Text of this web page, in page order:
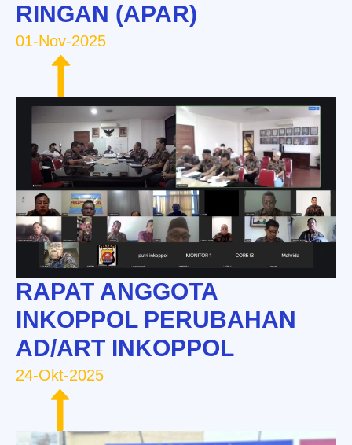
RINGAN (APAR)
01-Nov-2025
RAPAT ANGGOTA
INKOPPOL PERUBAHAN
AD/ART INKOPPOL
24-Okt-2025